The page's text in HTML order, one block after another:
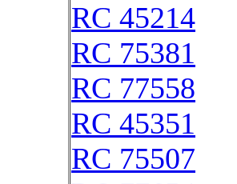
RC 45214
RC 75381
RC 77558
RC 45351
RC 75507